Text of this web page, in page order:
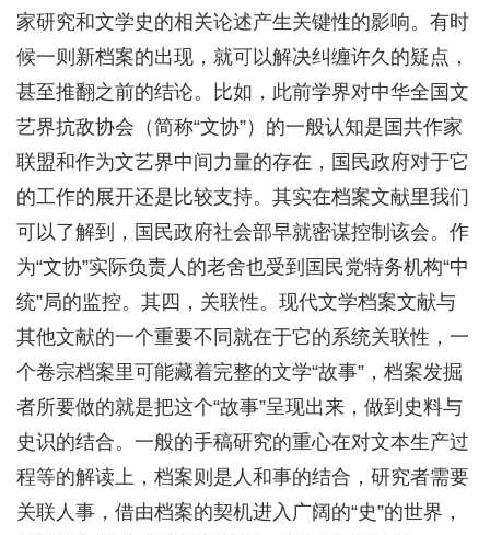
家研究和文学史的相关论述产生关键性的影响。有时
候一则新档案的出现，就可以解决纠缠许久的疑点，
甚至推翻之前的结论。比如，此前学界对中华全国文
艺界抗敌协会（简称“文协”）的一般认知是国共作家
联盟和作为文艺界中间力量的存在，国民政府对于它
的工作的展开还是比较支持。其实在档案文献里我们
可以了解到，国民政府社会部早就密谋控制该会。作
为“文协”实际负责人的老舍也受到国民党特务机构“中
统”局的监控。其四，关联性。现代文学档案文献与
其他文献的一个重要不同就在于它的系统关联性，一
个卷宗档案里可能藏着完整的文学“故事”，档案发掘
者所要做的就是把这个“故事”呈现出来，做到史料与
史识的结合。一般的手稿研究的重心在对文本生产过
程等的解读上，档案则是人和事的结合，研究者需要
关联人事，借由档案的契机进入广阔的“史”的世界，